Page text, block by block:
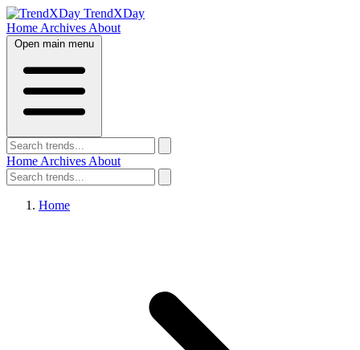
TrendXDay
Home Archives About
Open main menu
Home Archives About
Home